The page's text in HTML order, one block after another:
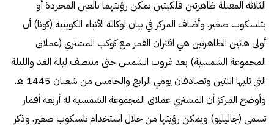
الثلاثة المقبلة ظاهرتين فلكيتين يمكن رؤيتهما بالعين المجردة أو
بتلسكوب صغير. وأضاف المركز في بيان لوكالة الأنباء الكويتية (كونا) أن
أولى هاتين الظاهرتين هي اقتران القمر مع كوكب المشتري (عملاق
المجموعة الشمسية) بعد غروب الشمس حتى منتصف ليلة الغد والليلة
التي تليها اللتين وتصادفان يومي الرابع والخامس من شعبان 1445 هـ.
وأوضح المركز أن المشتري عملاق المجموعة الشمسية له أربعة أقمار
تسمى (جاليليو) ويمكن رؤيتها من خلال استخدام تلسكوب صغير. وذكر